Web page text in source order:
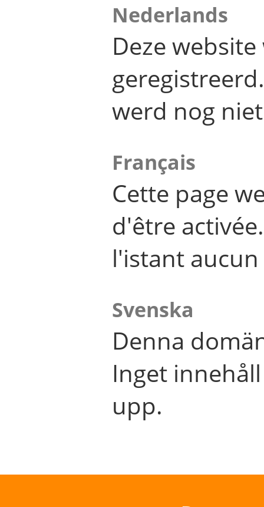
Nederlands
Deze
werd nog
Français
Cette page
d'être
l'istant
Svenska
Denna
Inget
upp.